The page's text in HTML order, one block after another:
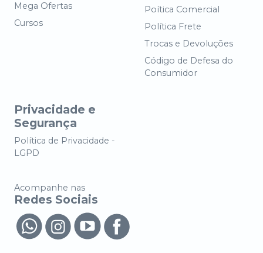
Mega Ofertas
Cursos
Poítica Comercial
Política Frete
Trocas e Devoluções
Código de Defesa do
Consumidor
Privacidade e
Segurança
Política de Privacidade -
LGPD
Acompanhe nas
Redes Sociais